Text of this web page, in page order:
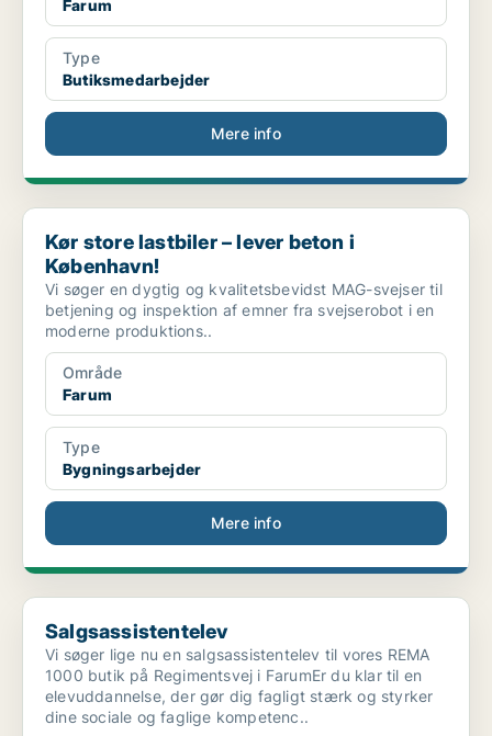
Farum
Type
Butiksmedarbejder
Mere info
Kør store lastbiler – lever beton i København!
Kør store lastbiler – lever beton i
København!
Vi søger en dygtig og kvalitetsbevidst MAG-svejser til
betjening og inspektion af emner fra svejserobot i en
moderne produktions..
Område
Farum
Type
Bygningsarbejder
Mere info
Salgsassistentelev
Salgsassistentelev
Vi søger lige nu en salgsassistentelev til vores REMA
1000 butik på Regimentsvej i FarumEr du klar til en
elevuddannelse, der gør dig fagligt stærk og styrker
dine sociale og faglige kompetenc..